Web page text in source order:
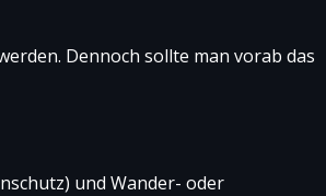
Dennoch sollte man vorab das
und Wander- oder